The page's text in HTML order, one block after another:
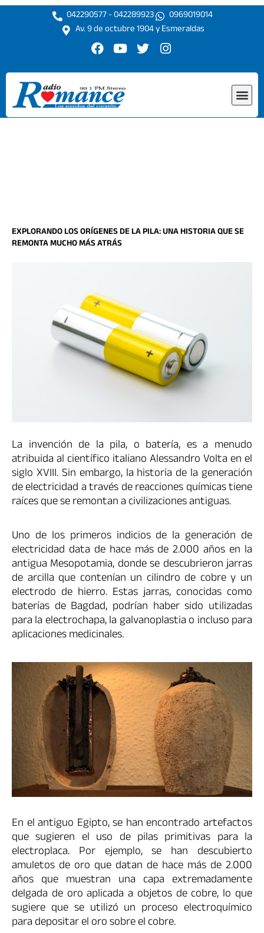
Ir
042290577 - 042289923
0969019014
Av. 9 de octubre 1904 y Esmeraldas
F
c
e
b
o
o
Y
u
t
u
b
e
T
i
r
I
s
r
EXPLORANDO LOS ORÍGENES DE LA PILA: UNA HISTORIA QUE SE
REMONTA MUCHO MÁS ATRÁS
La invención de la pila, o batería, es a menudo
atribuida al científico italiano Alessandro Volta en el
siglo XVIII. Sin embargo, la historia de la generación
de electricidad a través de reacciones químicas tiene
raíces que se remontan a civilizaciones antiguas.
Uno de los primeros indicios de la generación de
electricidad data de hace más de 2.000 años en la
antigua Mesopotamia, donde se descubrieron jarras
de arcilla que contenían un cilindro de cobre y un
electrodo de hierro. Estas jarras, conocidas como
baterías de Bagdad, podrían haber sido utilizadas
para la electrochapa, la galvanoplastia o incluso para
aplicaciones medicinales.
En el antiguo Egipto, se han encontrado artefactos
que sugieren el uso de pilas primitivas para la
electroplaca. Por ejemplo, se han descubierto
amuletos de oro que datan de hace más de 2.000
años que muestran una capa extremadamente
delgada de oro aplicada a objetos de cobre, lo que
sugiere que se utilizó un proceso electroquímico
para depositar el oro sobre el cobre.